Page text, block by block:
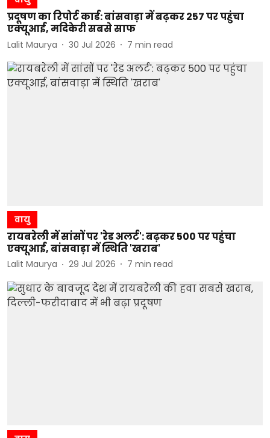
प्रदूषण का रिपोर्ट कार्ड: बांसवाड़ा में बढ़कर 257 पर पहुंचा
एक्यूआई, मदिकेरी सबसे साफ
Lalit Maurya 30 Jul 2026 7 min read
वायु
रायबरेली में सांसों पर 'रेड अलर्ट': बढ़कर 500 पर पहुंचा
एक्यूआई, बांसवाड़ा में स्थिति 'खराब'
Lalit Maurya 29 Jul 2026 7 min read